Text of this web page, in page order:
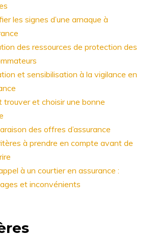
les signes d’une arnaque à
des ressources de protection des
et sensibilisation à la vigilance en
trouver et choisir une bonne
des offres d’assurance
à prendre en compte avant de
à un courtier en assurance :
et inconvénients